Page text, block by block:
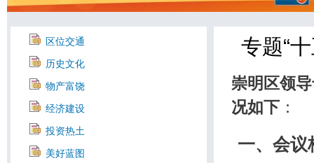
区位交通
历史文化
物产富饶
经济建设
投资热土
美好蓝图
专题“
崇明区领
况如下 ：
一、会议